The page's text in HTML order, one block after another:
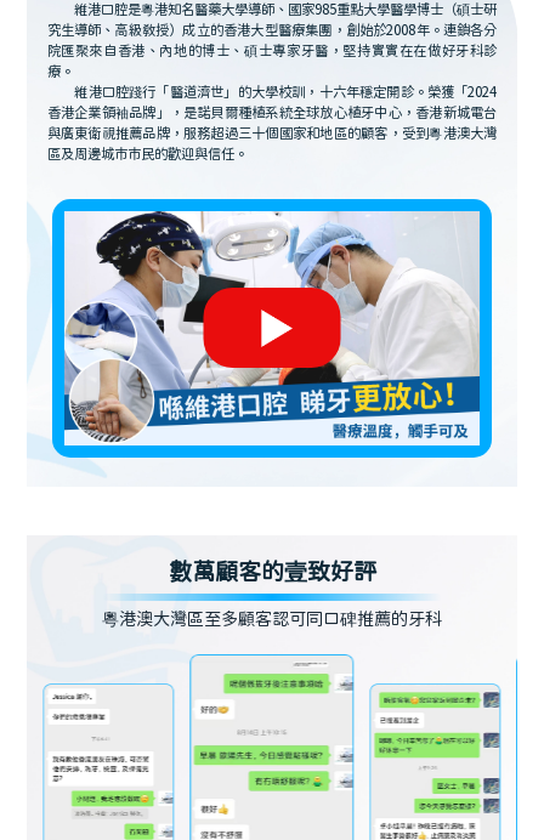
維港口腔是粵港知名醫藥大學導師、國家985重點大學醫學博士（碩士研
究生導師、高級教授）成立的香港大型醫療集團，創始於2008年。連鎖各分
院匯聚來自香港、內地的博士、碩士專家牙醫，堅持實實在在做好牙科診
療。
維港口腔踐行「醫道濟世」的大學校訓，十六年穩定開診。榮獲「2024
香港企業領袖品牌」，是諾貝爾種植系統全球放心植牙中心，香港新城電台
與廣東衛視推薦品牌，服務超過三十個國家和地區的顧客，受到粵港澳大灣
區及周邊城市市民的歡迎與信任。
數萬顧客的壹致好評
粵港澳大灣區至多顧客認可同口碑推薦的牙科